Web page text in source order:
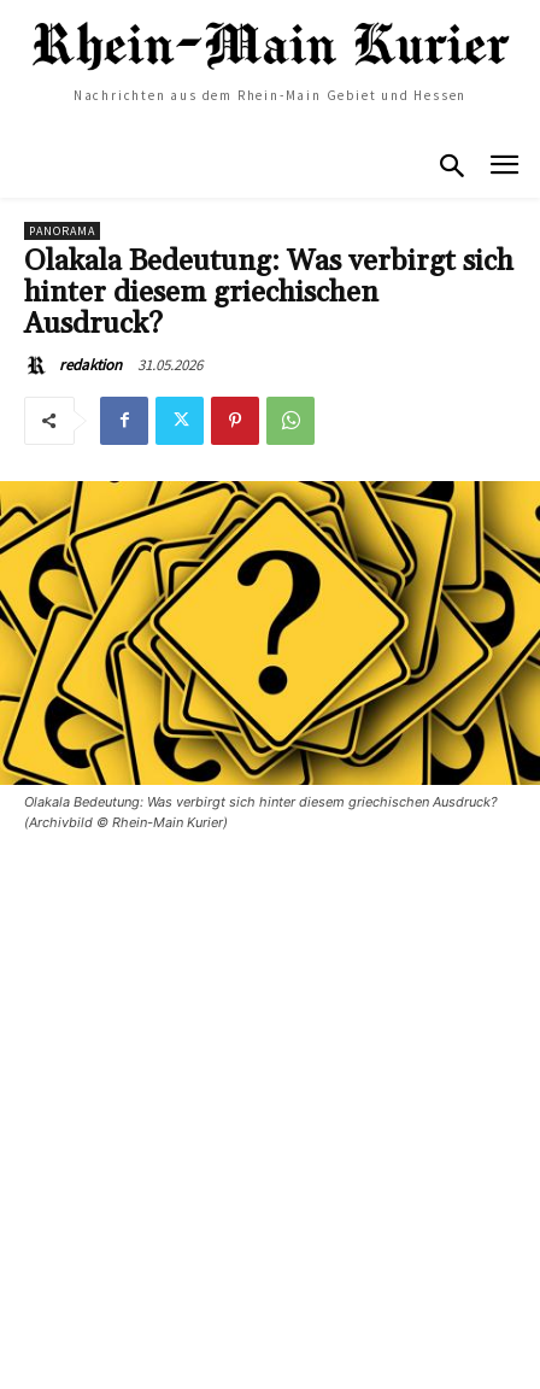
Nachrichten aus dem Rhein-Main Gebiet und Hessen
PANORAMA
Olakala Bedeutung: Was verbirgt sich
hinter diesem griechischen
Ausdruck?
redaktion 31.05.2026
Olakala Bedeutung: Was verbirgt sich hinter diesem griechischen Ausdruck?
(Archivbild © Rhein-Main Kurier)